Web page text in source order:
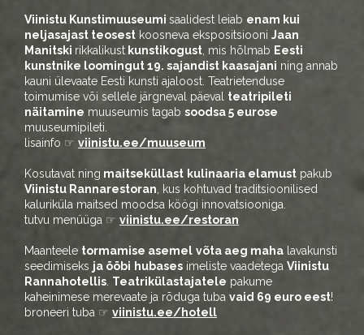
Viinistu Kunstimuuseumi saalidest leiab enam kui
neljasajast teosest koosneva ekspositsiooni Jaan
Manitski rikkalikust kunstikogust , mis hõlmab Eesti
kunstnike loomingut 19. sajandist kaasajani ning annab
kauni ülevaate Eesti kunsti ajaloost. Teatrietenduse
toimumise või sellele järgneval päeval teatripileti
näitamine muuseumis tagab soodsa 5 eurose
muuseumipileti.
lisainfo ☞ viinistu.ee/muuseum
Kosutavat ning maitseküllast kulinaaria elamust pakub
Viinistu Rannarestoran , kus kohtuvad traditsioonilised
kaluriküla maitsed moodsa köögi innovatsiooniga.
tutvu menüüga ☞ viinistu.ee/restoran
Maanteele tormamise asemel võta aeg maha lavakunsti
seedimiseks ja ööbi hubases imeliste vaadetega Viinistu
Rannahotellis Teatrikülastajatele pakume
kaheinimese merevaate ja rõduga tuba vaid 69 euro eest!
broneeri tuba ☞ viinistu.ee/hotell